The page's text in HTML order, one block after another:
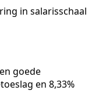
in salarisschaal
goede
en 8,33%